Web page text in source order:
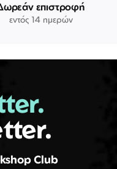
επιστροφή
εντός 14 ημερών
Club